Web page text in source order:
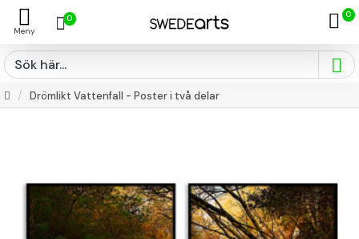
0 0
Drömlikt Vattenfall - Poster i två delar